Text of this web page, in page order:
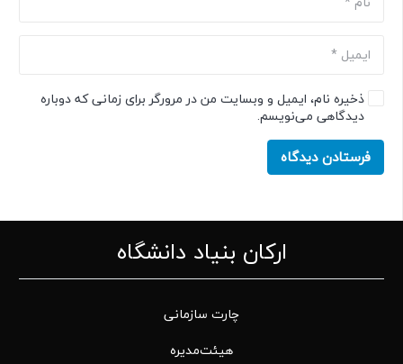
ذخیره نام، ایمیل و وبسایت من در مرورگر برای زمانی که دوباره
دیدگاهی می‌نویسم.
فرستادن دیدگاه
ارکان بنیاد دانشگاه
چارت سازمانی
هیئت‌مدیره